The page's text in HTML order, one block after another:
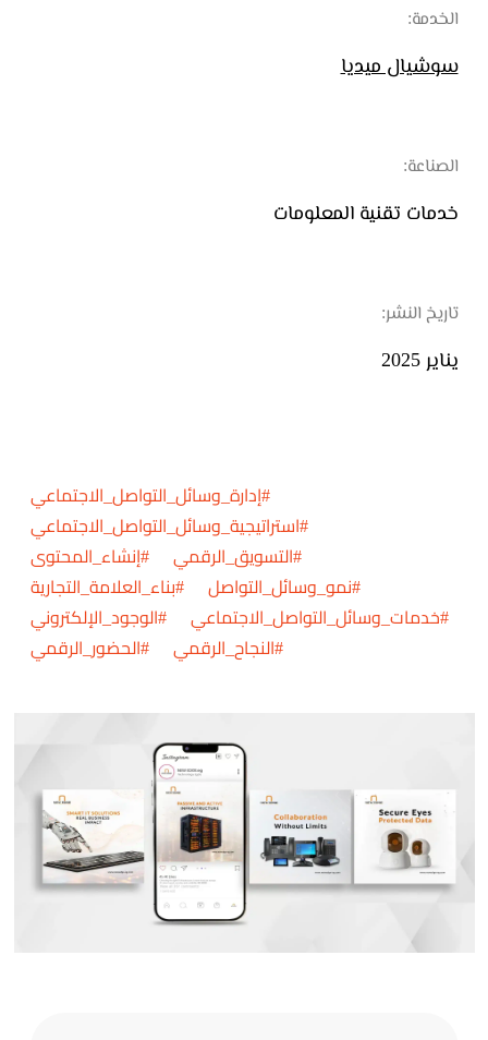
الخدمة:
سوشيال ميديا
الصناعة:
خدمات تقنية المعلومات
تاريخ النشر:
يناير 2025
#إدارة_وسائل_التواصل_الاجتماعي
#استراتيجية_وسائل_التواصل_الاجتماعي
#التسويق_الرقمي #إنشاء_المحتوى
#نمو_وسائل_التواصل #بناء_العلامة_التجارية
#خدمات_وسائل_التواصل_الاجتماعي #الوجود_الإلكتروني
#النجاح_الرقمي #الحضور_الرقمي